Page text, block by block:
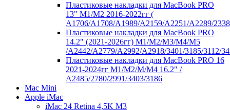
Пластиковые накладки для MacBook PRO
13" M1/M2 2016-2022гг (
А1706/A1708/A1989/A2159/A2251/A2289/
Пластиковые накладки для MacBook PRO
14.2" (2021-2026гг) M1/M2/M3/M4/M5
/A2442/A2779/A2992/A2918/3401/3185/3112/
Пластиковые накладки для MacBook PRO 16
2021-2024гг M1/M2/M/M4 16.2" /
А2485/2780/2991/3403/3186
Mac Mini
Apple iMac
iMac 24 Retina 4,5K M3